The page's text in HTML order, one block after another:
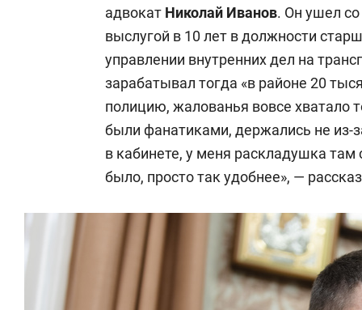
адвокат Николай Иванов. Он ушел
выслугой в 10 лет в должности
управлении внутренних дел на
зарабатывал тогда «в районе 20
полицию, жалованья вовсе
были фанатиками, держались не из-
в кабинете, у меня раскладушка там
было, просто так удобнее», —